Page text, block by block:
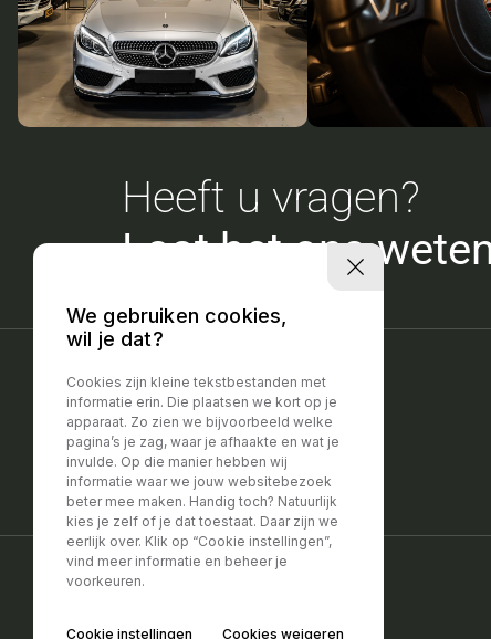
Heeft u vragen?
Laat het ons
We gebruiken cookies,
wil je dat?
Cookies zijn kleine tekstbestanden met
informatie erin. Die plaatsen we kort op je
apparaat. Zo zien we bijvoorbeeld welke
pagina’s je zag, waar je afhaakte en wat je
invulde. Op die manier hebben wij
informatie waar we jouw websitebezoek
beter mee maken. Handig toch? Natuurlijk
kies je zelf of je dat toestaat. Daar zijn we
eerlijk over. Klik op “Cookie instellingen”,
vind meer informatie en beheer je
voorkeuren.
Cookie instellingen Cookies weigeren